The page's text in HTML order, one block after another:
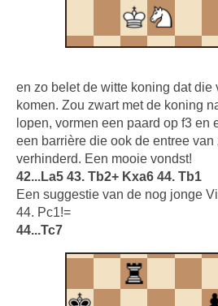
en zo belet de witte koning dat die
komen. Zou zwart met de koning
lopen, vormen een paard op f3 en
een barrière die ook de entree van
verhinderd. Een mooie vondst!
42...La5 43. Tb2+ Kxa6 44. Tb1
Een suggestie van de nog jonge
44. Pc1!=
44...Tc7